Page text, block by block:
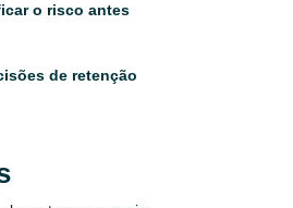
o risco antes
de retenção